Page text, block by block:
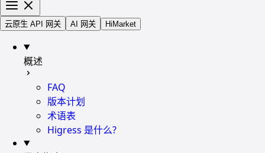
云原生 API 网关 AI 网关 HiMarket
概述
FAQ
版本计划
术语表
Higress 是什么?